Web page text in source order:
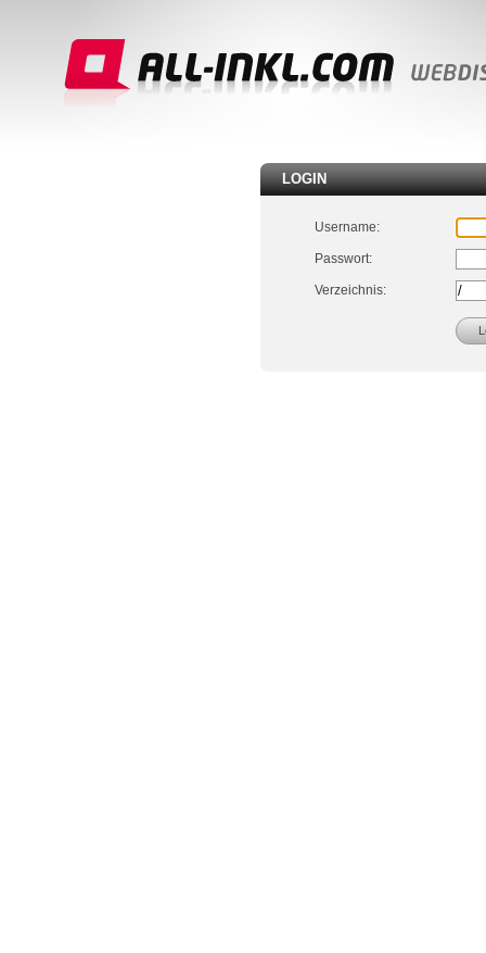
LOGIN
Username:
Passwort:
Verzeichnis: